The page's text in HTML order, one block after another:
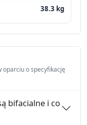
38.3 kg
oparciu o specyfikację
bifacialne i co